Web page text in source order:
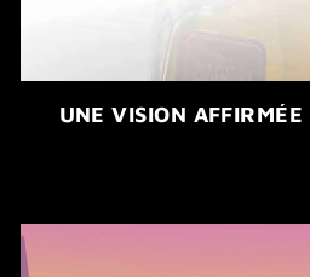
UNE VISION AFFIRMÉE